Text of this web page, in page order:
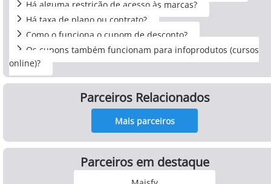
Há alguma restrição de acesso às marcas?
Há taxa de plano ou contrato?
Como o funciona o cupom de desconto?
Os cupons também funcionam para infoprodutos (cursos
online)?
Parceiros Relacionados
Mais parceiros
Parceiros em destaque